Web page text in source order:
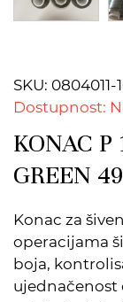
SKU: 0804011-
Dostupnost:
KONAC P
GREEN
Konac za
operacijama
boja,
ujednačenost